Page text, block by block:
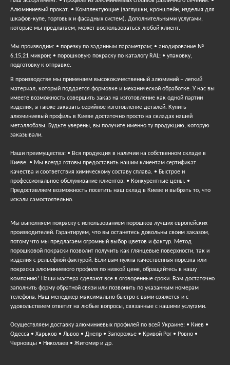
Алюминиевый прокат. • Комплектующие (заглушки, кронштейн, изделия для
шкафов-купе, торговых и фасадных систем). Дополнительными услугами,
которые мы предлагаем, может воспользоваться любой клиент.
Мы производим: • порезку по заданным параметрам; • анодирование №
6,15,21 микрон; • порошковую покраску по каталогу RAL; • упаковку,
подготовку к отправке.
В производстве мы применяем высококачественный алюминий – легкий
материал, который поддается формовке и механической обработке. У нас вы
имеете возможность совершить заказ на изготовление как одной партии
изделия, а также заказать серийное изготовление деталей. Купить
алюминиевый профиль в Киеве достаточно просто на складах нашей
металлобазы. Будьте уверены, вы получите именно ту продукцию, которую
заказывали.
Наши преимущества: • Вся продукция в наличии на собственном складе в
Киеве. • Мы всегда готовы предоставить нашим клиентам сертификат
качества и соответствия химическому составу сплава. • Быстрое и
профессиональное обслуживание клиентов. • Конкурентные цены. •
Предоставляем возможность посетить наш склад в Киеве и выбрать то, что
искали самостоятельно.
Мы выполняем покраску с использованием порошков лучших европейских
производителей. Гарантируем, что вы останетесь довольны своим заказом,
потому что мы предлагаем огромный выбор цветов и фактур. Метод
порошковой покраски позволит получить как глянцевые поверхности, так и
изделия с рельефной фактурой. Если вам нужна качественная порезка или
покраска алюминиевого профиля по низкой цене, обращайтесь в нашу
компанию! Наши мастера сделают все в оговоренные сроки. Вам достаточно
заполнить форму обратной связи или позвонить по указанным номерам
телефона. Наш менеджер максимально быстро с вами свяжется и с
удовольствием ответит на любые вопросы, связанные с нашими услугами.
Осуществляем доставку алюминиевых профилей по всей Украине: • Киев •
Одесса • Харьков • Львов • Днепр • Запорожье • Кривой Рог • Ровно •
Черновцы • Николаев • Житомир и др.